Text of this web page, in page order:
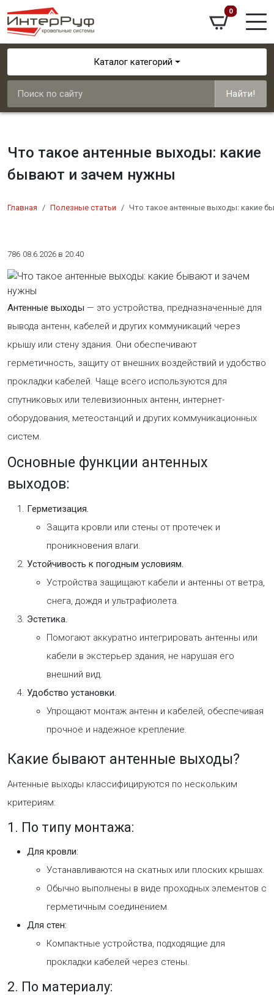
0
Каталог категорий
Найти!
Что такое антенные выходы: какие
бывают и зачем нужны
Главная Полезные статьи Что такое антенные выходы: какие
786 08.6.2026 в 20:40
Антенные выходы — это устройства, предназначенные для
вывода антенн, кабелей и других коммуникаций через
крышу или стену здания. Они обеспечивают
герметичность, защиту от внешних воздействий и удобство
прокладки кабелей. Чаще всего используются для
спутниковых или телевизионных антенн, интернет-
оборудования, метеостанций и других коммуникационных
систем.
Основные функции антенных
выходов:
Герметизация.
Защита кровли или стены от протечек и
проникновения влаги.
Устойчивость к погодным условиям.
Устройства защищают кабели и антенны от ветра,
снега, дождя и ультрафиолета.
Эстетика.
Помогают аккуратно интегрировать антенны или
кабели в экстерьер здания, не нарушая его
внешний вид.
Удобство установки.
Упрощают монтаж антенн и кабелей, обеспечивая
прочное и надежное крепление.
Какие бывают антенные выходы?
Антенные выходы классифицируются по нескольким
критериям:
1. По типу монтажа:
Для кровли:
Устанавливаются на скатных или плоских крышах.
Обычно выполнены в виде проходных элементов с
герметичным соединением.
Для стен:
Компактные устройства, подходящие для
прокладки кабелей через стены.
2. По материалу: